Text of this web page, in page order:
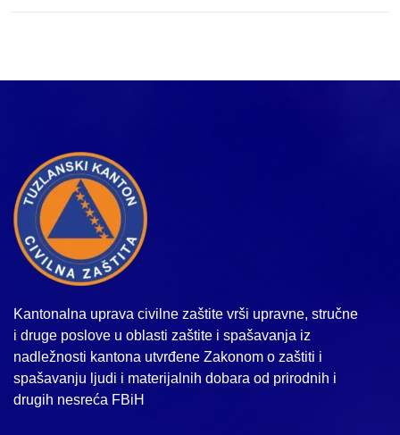
Kantonalna uprava civilne zaštite vrši upravne, stručne
i druge poslove u oblasti zaštite i spašavanja iz
nadležnosti kantona utvrđene Zakonom o zaštiti i
spašavanju ljudi i materijalnih dobara od prirodnih i
drugih nesreća FBiH